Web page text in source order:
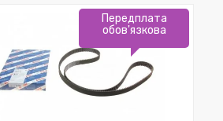
Передплата
обов'язкова